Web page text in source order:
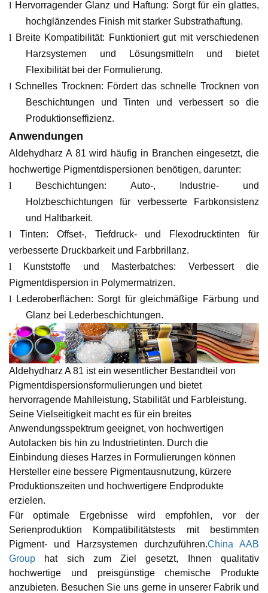
l Hervorragender Glanz und Haftung: Sorgt für ein glattes,
hochglänzendes Finish mit starker Substrathaftung.
l Breite Kompatibilität: Funktioniert gut mit verschiedenen
Harzsystemen und Lösungsmitteln und bietet
Flexibilität bei der Formulierung.
l Schnelles Trocknen: Fördert das schnelle Trocknen von
Beschichtungen und Tinten und verbessert so die
Produktionseffizienz.
Anwendungen
Aldehydharz A 81 wird häufig in Branchen eingesetzt, die
hochwertige Pigmentdispersionen benötigen, darunter:
l
Beschichtungen: Auto-, Industrie- und
Holzbeschichtungen für verbesserte Farbkonsistenz
und Haltbarkeit.
l Tinten: Offset-, Tiefdruck- und Flexodrucktinten für
verbesserte Druckbarkeit und Farbbrillanz.
l Kunststoffe und Masterbatches: Verbessert die
Pigmentdispersion in Polymermatrizen.
l
Lederoberflächen: Sorgt für gleichmäßige Färbung und
Glanz bei Lederbeschichtungen.
Aldehydharz A 81 ist ein wesentlicher Bestandteil von
Pigmentdispersionsformulierungen und bietet
hervorragende Mahlleistung, Stabilität und Farbleistung.
Seine Vielseitigkeit macht es für ein breites
Anwendungsspektrum geeignet, von hochwertigen
Autolacken bis hin zu Industrietinten. Durch die
Einbindung dieses Harzes in Formulierungen können
Hersteller eine bessere Pigmentausnutzung, kürzere
Produktionszeiten und hochwertigere Endprodukte
erzielen.
Für optimale Ergebnisse wird empfohlen, vor der
Serienproduktion Kompatibilitätstests mit bestimmten
Pigment- und Harzsystemen durchzuführen.China AAB
Group hat sich zum Ziel gesetzt, Ihnen qualitativ
hochwertige und preisgünstige chemische Produkte
anzubieten. Besuchen Sie uns gerne in unserer Fabrik und